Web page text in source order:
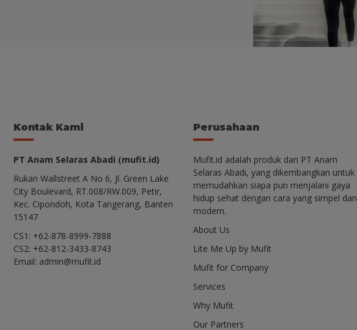
Kontak Kami
PT Anam Selaras Abadi (mufit.id)
Rukan Wallstreet A No 6, Jl. Green Lake
City Boulevard, RT.008/RW.009, Petir,
Kec. Cipondoh, Kota Tangerang, Banten
15147
CS1: +62-878-8999-7888
CS2: +62-812-3433-8743
Email: admin@mufit.id
Perusahaan
Mufit.id adalah produk dari PT Anam
Selaras Abadi, yang dikembangkan untuk
memudahkan siapa pun menjalani gaya
hidup sehat dengan cara yang simpel dan
modern.
About Us
Lite Me Up by Mufit
Mufit for Company
Services
Why Mufit
Our Partners